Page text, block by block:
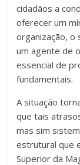
cidadãos a
oferecer um
organização,
um agente de
essencial de
fundamentais.
A situação
que tais
mas sim
estrutural que
Superior da